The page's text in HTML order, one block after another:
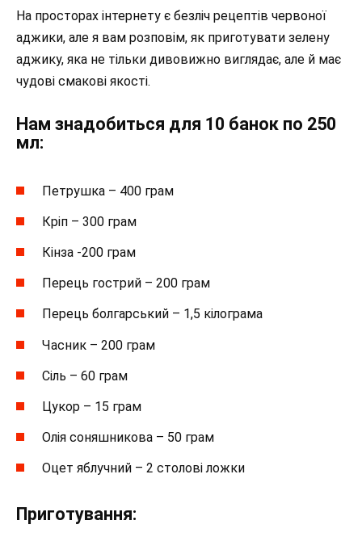
На просторах інтернету є безліч рецептів червоної
аджики, але я вам розповім, як приготувати зелену
аджику, яка не тільки дивовижно виглядає, але й має
чудові смакові якості.
Нам знадобиться для 10 банок по 250
мл:
Петрушка – 400 грам
Кріп – 300 грам
Кінза -200 грам
Перець гострий – 200 грам
Перець болгарський – 1,5 кілограма
Часник – 200 грам
Сіль – 60 грам
Цукор – 15 грам
Олія соняшникова – 50 грам
Оцет яблучний – 2 столові ложки
Приготування: